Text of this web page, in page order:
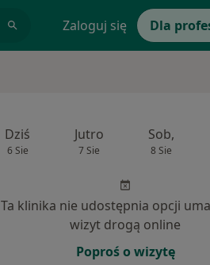
Zaloguj się Dla
Dziś
6 Sie
Jutro
7 Sie
Sob,
8 Sie
Ta klinika nie udostępnia opcji
wizyt drogą online
Poproś o wizytę